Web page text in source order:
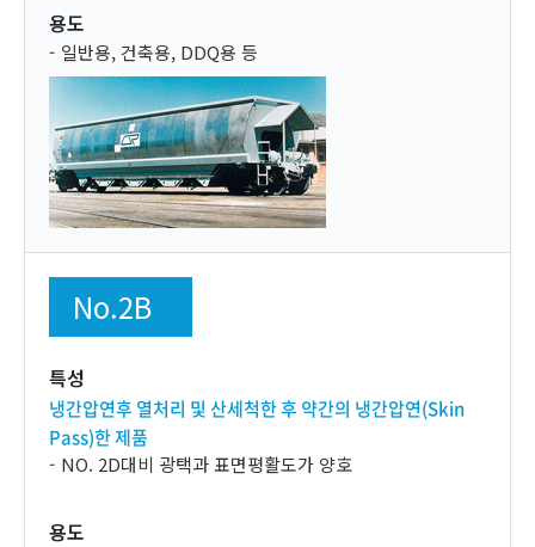
용도
일반용, 건축용, DDQ용 등
No.2B
특성
냉간압연후 열처리 및 산세척한 후 약간의 냉간압연(Skin
Pass)한 제품
NO. 2D대비 광택과 표면평활도가 양호
용도